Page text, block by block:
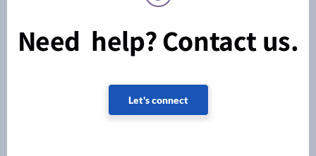
Need help? Contact us.
Let's connect